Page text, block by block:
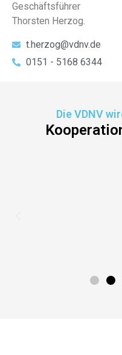
Geschäftsführer
Thorsten Herzog.
t.herzog@vdnv.de
0151 - 5168 6344
Die VDNV